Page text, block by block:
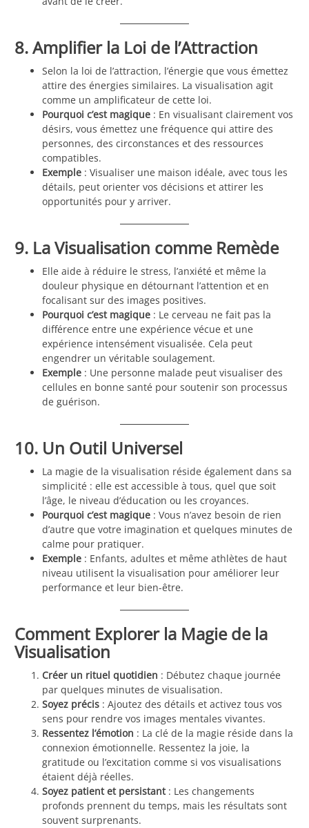
8. Amplifier la Loi de l’Attraction
Selon la loi de l’attraction, l’énergie que vous émettez
attire des énergies similaires. La visualisation agit
comme un amplificateur de cette loi.
Pourquoi c’est magique : En visualisant clairement vos
désirs, vous émettez une fréquence qui attire des
personnes, des circonstances et des ressources
compatibles.
Exemple : Visualiser une maison idéale, avec tous les
détails, peut orienter vos décisions et attirer les
opportunités pour y arriver.
9. La Visualisation comme Remède
Elle aide à réduire le stress, l’anxiété et même la
douleur physique en détournant l’attention et en
focalisant sur des images positives.
Pourquoi c’est magique : Le cerveau ne fait pas la
différence entre une expérience vécue et une
expérience intensément visualisée. Cela peut
engendrer un véritable soulagement.
Exemple : Une personne malade peut visualiser des
cellules en bonne santé pour soutenir son processus
de guérison.
10. Un Outil Universel
La magie de la visualisation réside également dans sa
simplicité : elle est accessible à tous, quel que soit
l’âge, le niveau d’éducation ou les croyances.
Pourquoi c’est magique : Vous n’avez besoin de rien
d’autre que votre imagination et quelques minutes de
calme pour pratiquer.
Exemple : Enfants, adultes et même athlètes de haut
niveau utilisent la visualisation pour améliorer leur
performance et leur bien-être.
Comment Explorer la Magie de la
Visualisation
Créer un rituel quotidien : Débutez chaque journée
par quelques minutes de visualisation.
Soyez précis : Ajoutez des détails et activez tous vos
sens pour rendre vos images mentales vivantes.
Ressentez l’émotion : La clé de la magie réside dans la
connexion émotionnelle. Ressentez la joie, la
gratitude ou l’excitation comme si vos visualisations
étaient déjà réelles.
Soyez patient et persistant: Les changements
profonds prennent du temps, mais les résultats sont
souvent surprenants.